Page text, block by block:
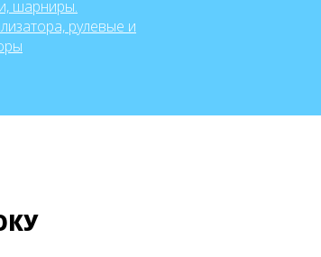
шарниры.
рулевые и